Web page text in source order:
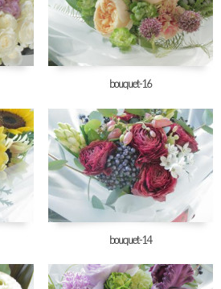
bouquet-16
bouquet-14